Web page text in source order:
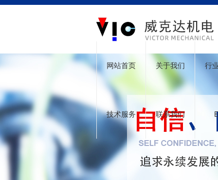
网站首页 关于我们 行
技术服务 联系我们